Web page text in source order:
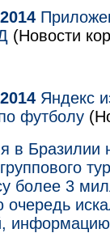
(Новости
Яндекс
футболу
в Бразилии
более 3
очередь
информацию